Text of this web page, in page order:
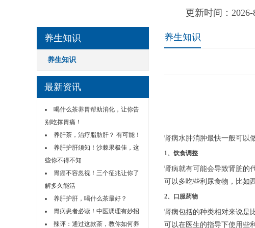
更新时间：
养生知识
养生知识
最新资讯
喝什么茶养胃帮助消化，让你告
别吃撑胃痛！
养肝茶，治疗脂肪肝？ 有可能！
养肝护肝须知！沙棘果极佳，这
些你不得不知
胃癌不容忽视！三个征兆让你了
解多久能活
养肝护肝，喝什么茶最好？
胃病患者必读！中医调理有妙招
辣评：通过这款茶，教你如何养
养生知识
肾病水肿消肿最快一般可以
1、饮食调整
肾病就有可能会导致肾脏的
可以多吃些利尿食物，比如
2、口服药物
肾病包括的种类相对来说是
可以在医生的指导下使用些